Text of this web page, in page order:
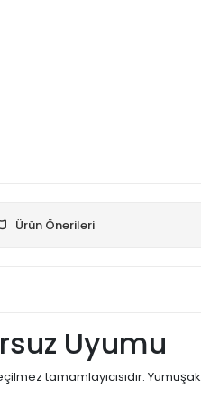
Ürün Önerileri
Uyumu
tamamlayıcısıdır. Yumuşak